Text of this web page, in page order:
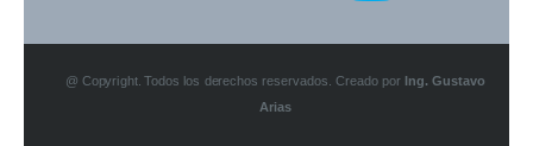
@ Copyright. Todos los derechos reservados. Creado por Ing. Gustavo
Arias